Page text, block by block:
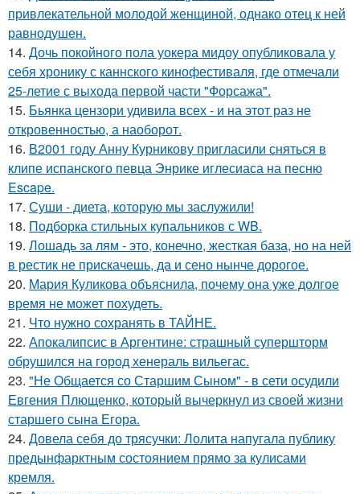
привлекательной молодой женщиной, однако отец к ней
равнодушен.
14. Дочь покойного пола уокера мидоу опубликовала у
себя хронику с каннского кинофестиваля, где отмечали
25-летие с выхода первой части "Форсажа".
15. Бьянка цензори удивила всех - и на этот раз не
откровенностью, а наоборот.
16. В2001 году Анну Курникову пригласили сняться в
клипе испанского певца Энрике иглесиаса на песню
Escape.
17. Суши - диета, которую мы заслужили!
18. Подборка стильных купальников с WB.
19. Лошадь за лям - это, конечно, жесткая база, но на ней
в рестик не прискачешь, да и сено нынче дорогое.
20. Мария Куликова объяснила, почему она уже долгое
время не может похудеть.
21. Что нужно сохранять в ТАЙНЕ.
22. Апокалипсис в Аргентине: страшный супершторм
обрушился на город хенераль вильегас.
23. "Не Общается со Старшим Сыном" - в сети осудили
Евгения Плющенко, который вычеркнул из своей жизни
старшего сына Егора.
24. Довела себя до трясучки: Лолита напугала публику
предынфарктным состоянием прямо за кулисами
кремля.